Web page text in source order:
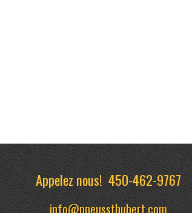
Appelez nous!450-462-9767
info@pneussthubert.com